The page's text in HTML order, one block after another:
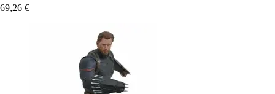
69,26 €